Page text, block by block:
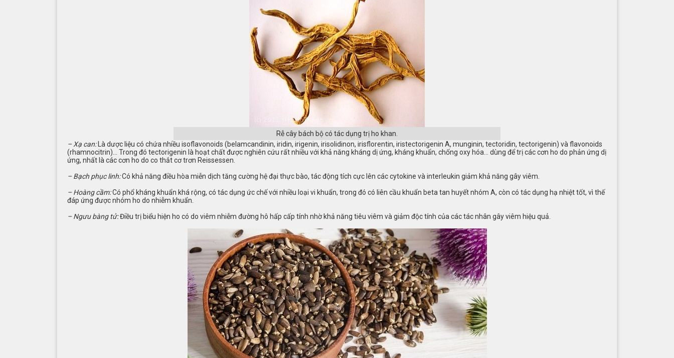
Rễ cây bách bộ có tác dụng trị ho khan.
– Xạ can:Là dược liệu có chứa nhiều isoflavonoids (belamcandinin, iridin, irigenin, irisolidinon, irisflorentin, iristectorigenin A, munginin, tectoridin, tectorigenin) và flavonoids
(rhamnocitrin)… Trong đó tectorigenin là hoạt chất được nghiên cứu rất nhiều với khả năng kháng dị ứng, kháng khuẩn, chống oxy hóa… dùng để trị các cơn ho do phản ứng dị
ứng, nhất là các cơn ho do co thắt cơ trơn Reissessen.
– Bạch phục linh:Có khả năng điều hòa miễn dịch tăng cường hệ đại thực bào, tác động tích cực lên các cytokine và interleukin giảm khả năng gây viêm.
– Hoàng cầm:Có phổ kháng khuẩn khá rộng, có tác dụng ức chế với nhiều loại vi khuẩn, trong đó có liên cầu khuẩn beta tan huyết nhóm A, còn có tác dụng hạ nhiệt tốt, vì thế
đáp ứng được nhóm ho do nhiễm khuẩn.
– Ngưu bàng tử:Điều trị biểu hiện ho có do viêm nhiễm đường hô hấp cấp tính nhờ khả năng tiêu viêm và giảm độc tính của các tác nhân gây viêm hiệu quả.